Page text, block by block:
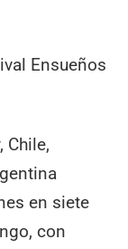
Ensueños
Chile,
en siete
con